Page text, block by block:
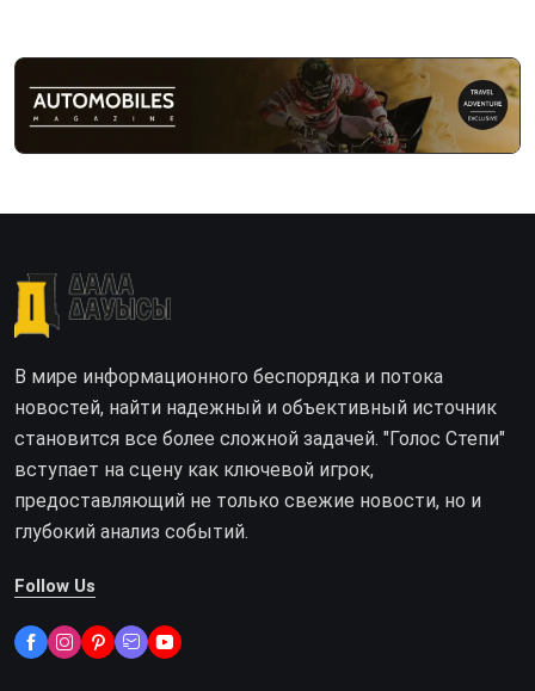
В мире информационного беспорядка и потока
новостей, найти надежный и объективный источник
становится все более сложной задачей. "Голос Степи"
вступает на сцену как ключевой игрок,
предоставляющий не только свежие новости, но и
глубокий анализ событий.
Follow Us